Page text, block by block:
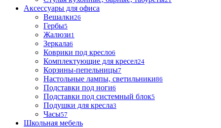
Аксессуары для офиса
Вешалки26
Гербы5
Жалюзи1
Зеркала6
Коврики под кресло6
Комплектующие для кресел24
Корзины-пепельницы7
Настольные лампы, светильники86
Подставки под ноги6
Подставки под системный блок5
Подушки для кресла3
Часы57
Школьная мебель